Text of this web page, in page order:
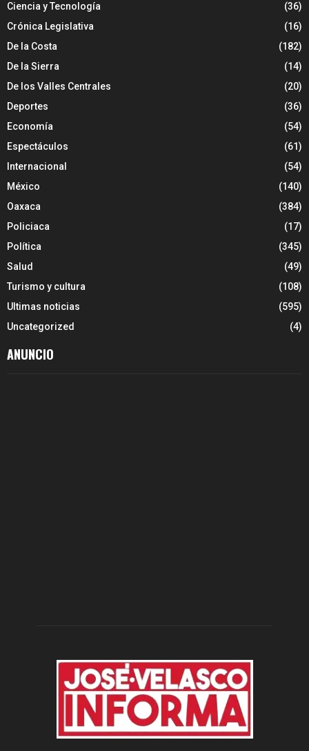
Ciencia y Tecnología
(36)
Crónica Legislativa
(16)
De la Costa
(182)
De la Sierra
(14)
De los Valles Centrales
(20)
Deportes
(36)
Economía
(54)
Espectáculos
(61)
Internacional
(54)
México
(140)
Oaxaca
(384)
Policiaca
(17)
Política
(345)
Salud
(49)
Turismo y cultura
(108)
Ultimas noticias
(595)
Uncategorized
(4)
ANUNCIO